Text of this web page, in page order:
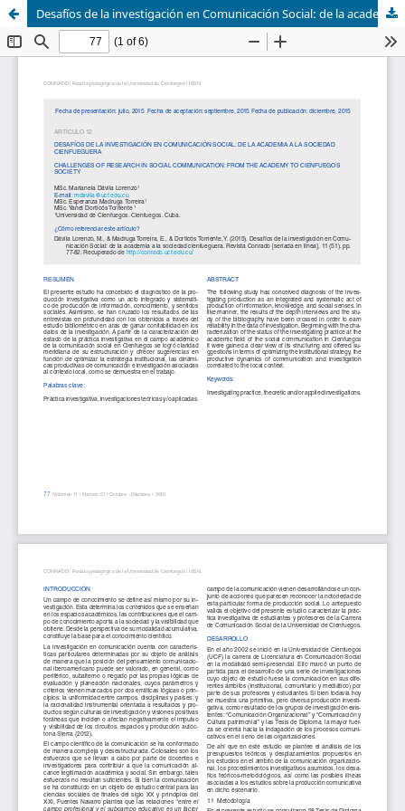
Desafíos de la investigación en Comunicación Social: de la academia a la sociedad cienfueguera